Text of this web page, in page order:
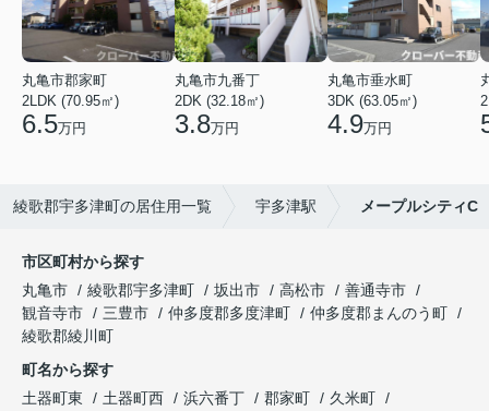
丸亀市郡家町
2LDK (70.95㎡)
6.5万円
丸亀市九番丁
2DK (32.18㎡)
3.8万円
丸亀市垂水町
3DK (63.05㎡)
4.9万円
綾歌郡宇多津町の居住用一覧 宇多津駅 メープルシティC
市区町村から探す
丸亀市
綾歌郡宇多津町 坂出市 高松市
善通寺市
観音寺市
三豊市 仲多度郡多度津町
仲多度郡まんのう町
綾歌郡綾川町
町名から探す
土器町東
土器町西 浜六番丁 郡家町
久米町